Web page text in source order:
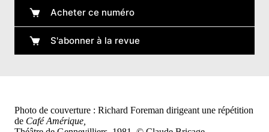
Acheter ce numéro
S'abonner à la revue
Photo de couverture : Richard Foreman dirigeant une répétition
de Café Amérique,